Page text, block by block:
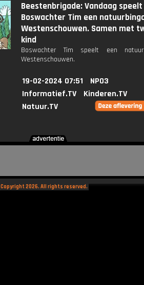
Beestenbrigade: Vandaag speelt
Boswachter Tim een
Westenschouwen. Samen met
kind
Boswachter Tim speelt een
Westenschouwen.
19-02-2024 07:51
NPO3
Informatief.TV
Kinderen.TV
Natuur.TV
Copyright 2026. All rights reserved.